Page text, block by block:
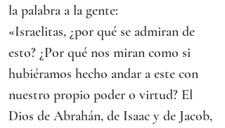
la palabra a la gente:
«Israelitas, ¿por qué se admiran de
esto? ¿Por qué nos miran como si
hubiéramos hecho andar a este con
nuestro propio poder o virtud? El
Dios de Abrahán, de Isaac y de Jacob,